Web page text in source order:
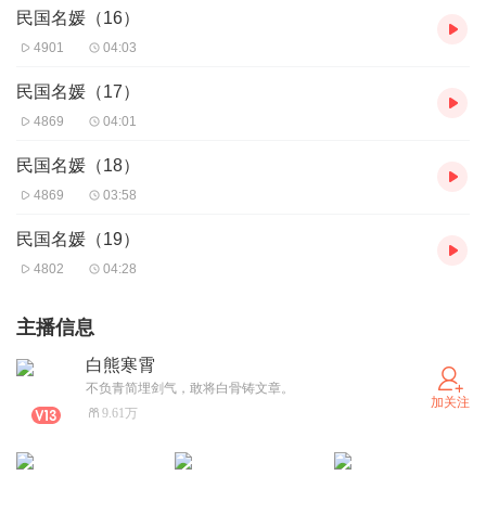
民国名媛（16）
4901 04:03
民国名媛（17）
4869 04:01
民国名媛（18）
4869 03:58
民国名媛（19）
4802 04:28
主播信息
白熊寒霄
不负青简埋剑气，敢将白骨铸文章。
9.61万
加关注